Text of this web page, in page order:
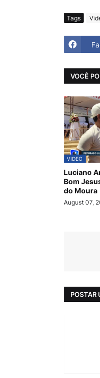
Tags
VOCÊ
VIDEO
Luciano
Bom
do Moura
August 07,
POSTAR